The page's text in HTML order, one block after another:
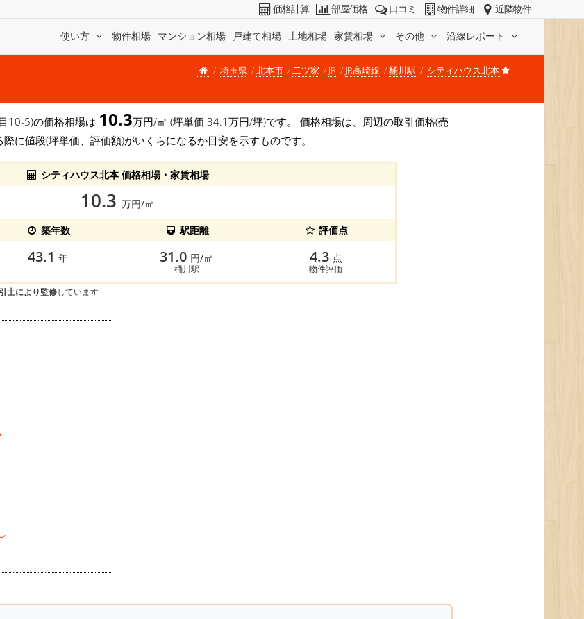
使い方 物件相場 マンション相場 戸建て相場 土地相場 家賃相場 その他 沿線レポート
価格計算 部屋価格 口コミ 物件詳細 近隣物件
埼玉県 北本市 二ツ家 JR JR高崎線 桶川駅 シティハウス北本
10-5)の価格相場は 10.3万円/㎡ (坪単価 34.1万円/坪)です。 価格相場は、周辺の取引価格(売
に値段(坪単価、評価額)がいくらになるか目安を示すものです。
シティハウス北本 価格相場・家賃相場
10.3 万円/㎡
築年数 駅距離 評価点
43.1 年 31.0 円/㎡
桶川駅
4.3 点
物件評価
士により監修しています